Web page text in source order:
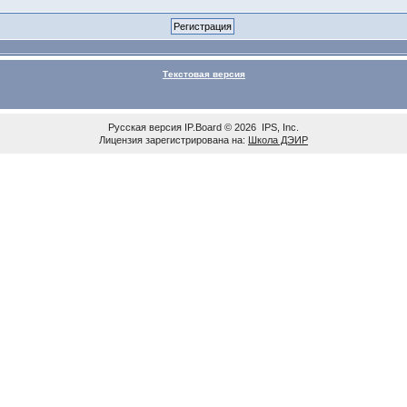
Текстовая версия
Русская версия IP.Board© 2026 IPS, Inc
Лицензия зарегистрирована на: Школа ДЭИР